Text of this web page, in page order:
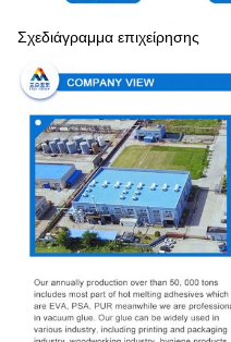
Σχεδιάγραμμα επιχείρησης